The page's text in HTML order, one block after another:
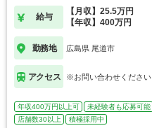
給与
【月収】25.5万円
【年収】400万円
勤務地 広島県 尾道市
アクセス ※お問い合わせください
年収400万円以上可 未経験者も応募可能
店舗数30以上
積極採用中